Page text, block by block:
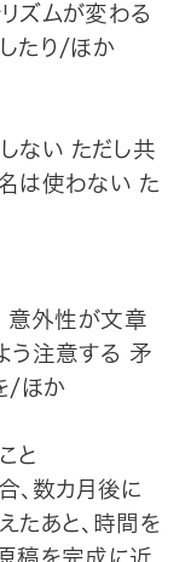
ズムが変わる
たり/ほか
しない ただし共
は使わない た
意外性が文章
う注意する 矛
/ほか
と
、数カ月後に
たあと、時間を
稿を完成に近